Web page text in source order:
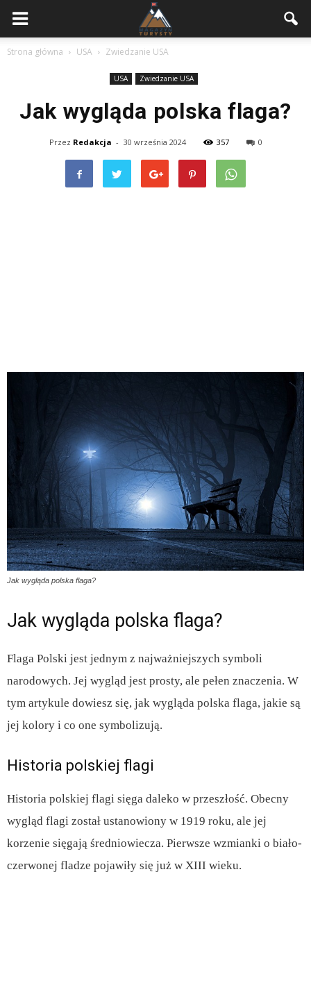
Strona główna USA Zwiedzanie USA
USA Zwiedzanie USA
Jak wygląda polska flaga?
Przez Redakcja - 30 września 2024 357 0
Jak wygląda polska flaga?
Jak wygląda polska flaga?
Flaga Polski jest jednym z najważniejszych symboli
narodowych. Jej wygląd jest prosty, ale pełen znaczenia. W
tym artykule dowiesz się, jak wygląda polska flaga, jakie są
jej kolory i co one symbolizują.
Historia polskiej flagi
Historia polskiej flagi sięga daleko w przeszłość. Obecny
wygląd flagi został ustanowiony w 1919 roku, ale jej
korzenie sięgają średniowiecza. Pierwsze wzmianki o biało-
czerwonej fladze pojawiły się już w XIII wieku.